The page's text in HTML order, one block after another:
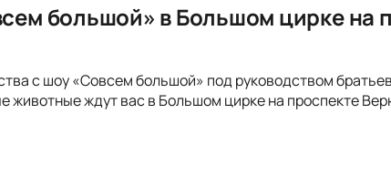
большой» в Большом цирке на
с шоу «Совсем большой» под руководством
животные ждут вас в Большом цирке на проспекте